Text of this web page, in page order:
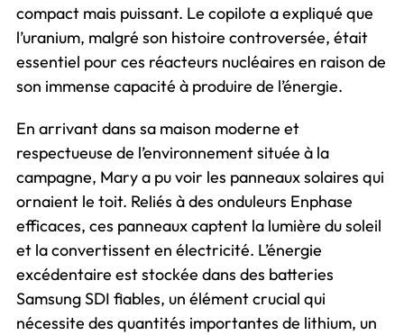
compact mais puissant. Le copilote a expliqué que
l’uranium, malgré son histoire controversée, était
essentiel pour ces réacteurs nucléaires en raison de
son immense capacité à produire de l’énergie.
En arrivant dans sa maison moderne et
respectueuse de l’environnement située à la
campagne, Mary a pu voir les panneaux solaires qui
ornaient le toit. Reliés à des onduleurs Enphase
efficaces, ces panneaux captent la lumière du soleil
et la convertissent en électricité. L’énergie
excédentaire est stockée dans des batteries
Samsung SDI fiables, un élément crucial qui
nécessite des quantités importantes de lithium, un